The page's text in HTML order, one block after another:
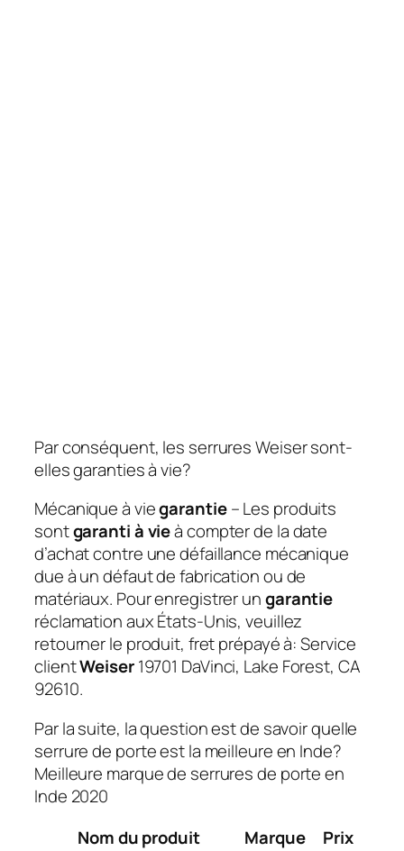
Par conséquent, les serrures Weiser sont-
elles garanties à vie?
Mécanique à viegarantie– Les produits
sontgaranti à vieà compter de la date
d’achat contre une défaillance mécanique
due à un défaut de fabrication ou de
matériaux. Pour enregistrer ungarantie
réclamation aux États-Unis, veuillez
retourner le produit, fret prépayé à: Service
clientWeiser19701 DaVinci, Lake Forest, CA
92610.
Par la suite, la question est de savoir quelle
serrure de porte est la meilleure en Inde?
Meilleure marque de serrures de porte en
Inde 2020
Nom du produit
Marque
Prix